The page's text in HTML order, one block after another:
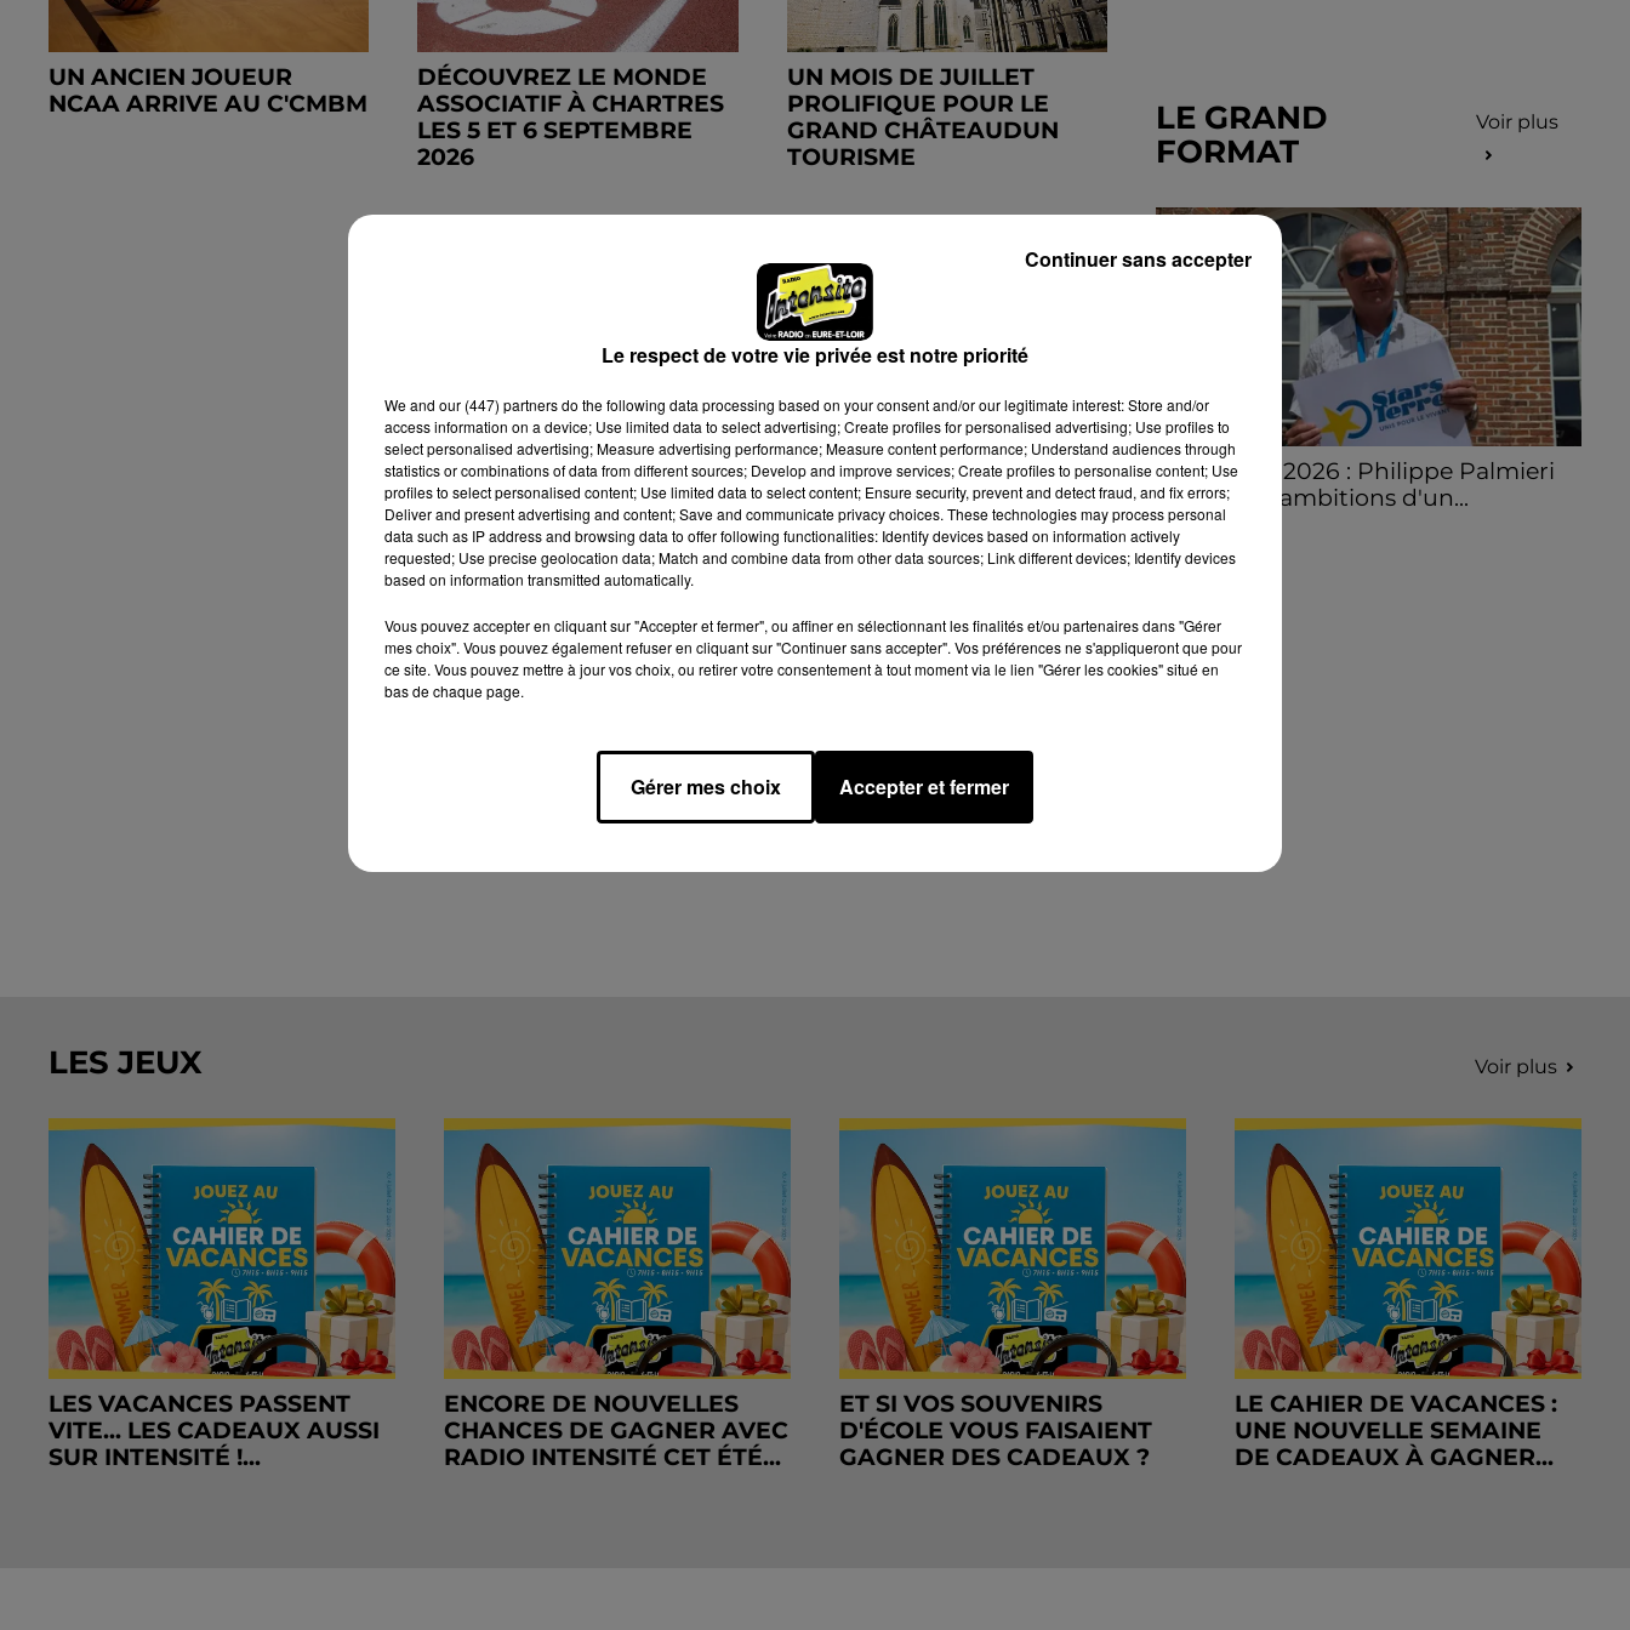
UN ANCIEN JOUEUR
NCAA ARRIVE AU C'CMBM
DÉCOUVREZ LE MONDE
ASSOCIATIF À CHARTRES
LES 5 ET 6 SEPTEMBRE
2026
UN MOIS DE JUILLET
PROLIFIQUE POUR LE
GRAND CHÂTEAUDUN
TOURISME
LE GRAND
FORMAT
Voir plus
Stars'Terre 2026 : Philippe Palmieri
dévoile les ambitions d'un...
À quelques semaines de la première
édition de Stars'Terre, organisée du 18 au 20
LES JEUX Voir plus
LES VACANCES PASSENT
VITE... LES CADEAUX AUSSI
SUR INTENSITÉ !...
ENCORE DE NOUVELLES
CHANCES DE GAGNER AVEC
RADIO INTENSITÉ CET ÉTÉ...
ET SI VOS SOUVENIRS
D'ÉCOLE VOUS FAISAIENT
GAGNER DES CADEAUX ?
LE CAHIER DE VACANCES :
UNE NOUVELLE SEMAINE
DE CADEAUX À GAGNER...
Le respect de votre vie privée est notre priorité
We and our (447) partnersdo the following data processing based on your consent and/or our legitimate interest: Store and/or
access information on a device; Use limited data to select advertising; Create profiles for personalised advertising; Use profiles to
select personalised advertising; Measure advertising performance; Measure content performance; Understand audiences through
statistics or combinations of data from different sources; Develop and improve services; Create profiles to personalise content; Use
profiles to select personalised content; Use limited data to select content; Ensure security, prevent and detect fraud, and fix errors;
Deliver and present advertising and content; Save and communicate privacy choices. These technologies may process personal
data such as IP address and browsing data to offer following functionalities: Identify devices based on information actively
requested; Use precise geolocation data; Match and combine data from other data sources; Link different devices; Identify devices
based on information transmitted automatically.
Vous pouvez accepter en cliquant sur "Accepter et fermer", ou affiner en sélectionnant les finalités et/ou partenaires dans "Gérer
mes choix". Vous pouvez également refuser en cliquant sur "Continuer sans accepter". Vos préférences ne s'appliqueront que pour
ce site. Vous pouvez mettre à jour vos choix, ou retirer votre consentement à tout moment via le lien "Gérer les cookies" situé en
bas de chaque page.
Gérer mes choix Accepter et fermer
Continuer sans accepter